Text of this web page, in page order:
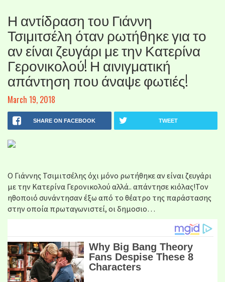
Η αντίδραση του Γιάννη
Τσιμιτσέλη όταν ρωτήθηκε για το
αν είναι ζευγάρι με την Κατερίνα
Γερονικολού! Η αινιγματική
απάντηση που άναψε φωτιές!
March 19, 2018
SHARE ON FACEBOOK TWEET
O Γιάννης Τσιμιτσέλης όχι μόνο ρωτήθηκε αν είναι ζευγάρι
με την Κατερίνα Γερονικολού αλλά.. απάντησε κιόλας!Τον
ηθοποιό συνάντησαν έξω από το θέατρο της παράστασης
στην οποία πρωταγωνιστεί, οι δημοσιο…